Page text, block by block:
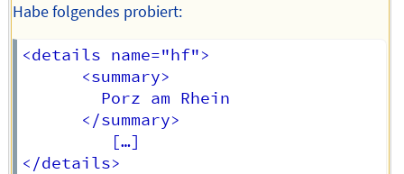
Habe folgendes probiert:
<details name="hf">
      <summary>
        Porz am Rhein
      </summary>
         […]
</details>